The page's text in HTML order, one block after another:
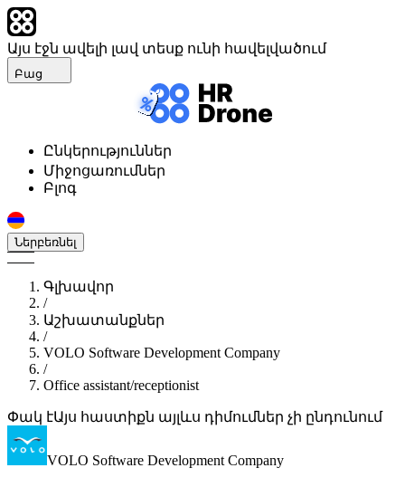
Այս էջն ավելի լավ տեսք ունի հավելվածում
Բաց
Ընկերություններ
Միջոցառումներ
Բլոգ
Ներբեռնել
Գլխավոր
/
Աշխատանքներ
/
VOLO Software Development Company
/
Office assistant/receptionist
Փակ էԱյս հաստիքն այլևս դիմումներ չի ընդունում
VOLO Software Development Company